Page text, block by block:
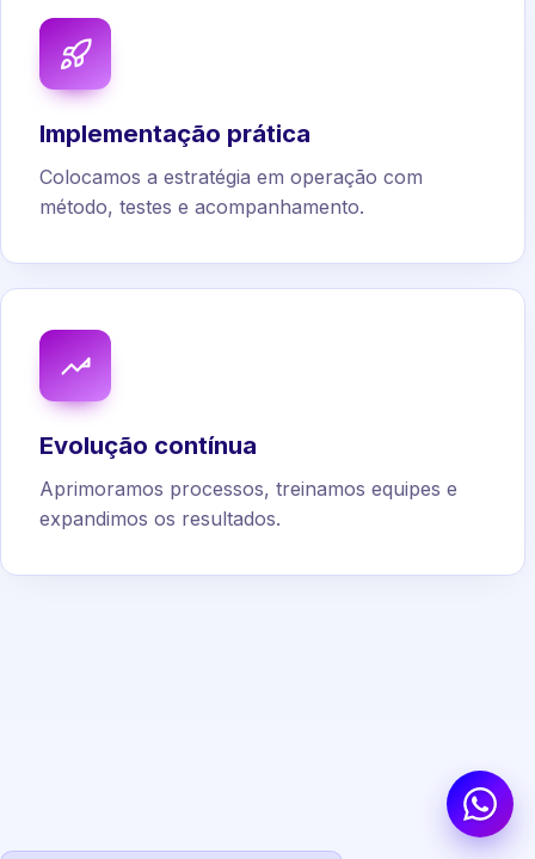
Implementação prática
Colocamos a estratégia em operação com
método, testes e acompanhamento.
Evolução contínua
Aprimoramos processos, treinamos equipes e
expandimos os resultados.